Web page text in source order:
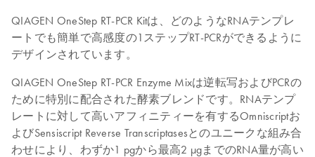
QIAGEN OneStep RT-PCR Kitは、どのようなRNAテンプレ
ートでも簡単で高感度の1ステップRT-PCRができるように
デザインされています。
QIAGEN OneStep RT-PCR Enzyme Mixは逆転写およびPCRの
ために特別に配合された酵素ブレンドです。RNAテンプ
レートに対して高いアフィニティーを有するOmniscriptお
よびSensiscript Reverse Transcriptasesとのユニークな組み合
わせにより、わずか1 pgから最高2 µgまでのRNA量が高い